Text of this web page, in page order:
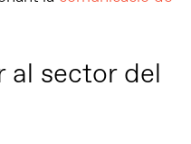
al sector del